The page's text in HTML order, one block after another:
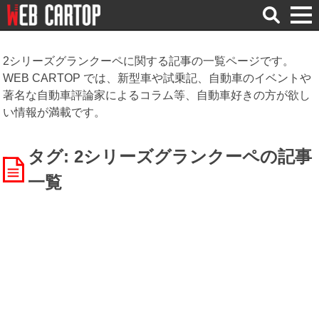
検
索
2シリーズグランクーペに関する記事の一覧ページです。
WEB CARTOP では、新型車や試乗記、自動車のイベントや
著名な自動車評論家によるコラム等、自動車好きの方が欲し
い情報が満載です。
タグ: 2シリーズグランクーペの記事
一覧